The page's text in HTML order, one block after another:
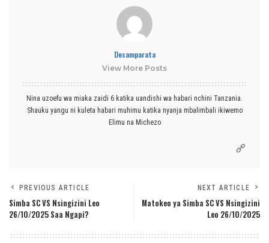
Desamparata
View More Posts
Nina uzoefu wa miaka zaidi 6 katika uandishi wa habari nchini Tanzania.
Shauku yangu ni kuleta habari muhimu katika nyanja mbalimbali ikiwemo
Elimu na Michezo
PREVIOUS ARTICLE
Simba SC VS Nsingizini Leo
26/10/2025 Saa Ngapi?
NEXT ARTICLE
Matokeo ya Simba SC VS Nsingizini
Leo 26/10/2025